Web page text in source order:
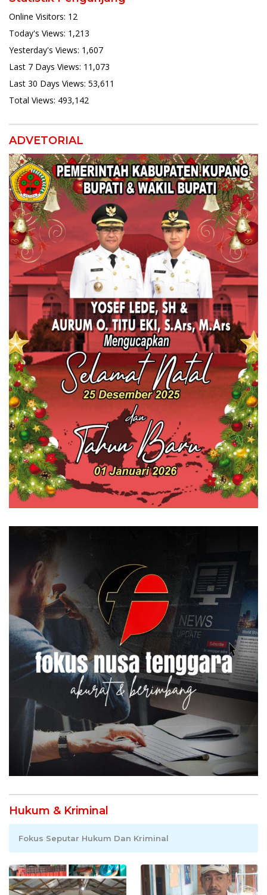
Online Visitors: 12
Today's Views: 1,213
Yesterday's Views: 1,607
Last 7 Days Views: 11,073
Last 30 Days Views: 53,611
Total Views: 493,142
ADVETORIAL
Hukum & Kriminal
Fokus Seputar Hukum Dan Kriminal